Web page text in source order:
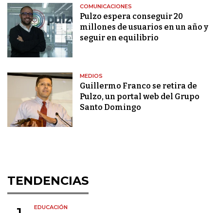
COMUNICACIONES
Pulzo espera conseguir 20
millones de usuarios en un año y
seguir en equilibrio
MEDIOS
Guillermo Franco se retira de
Pulzo, un portal web del Grupo
Santo Domingo
TENDENCIAS
EDUCACIÓN